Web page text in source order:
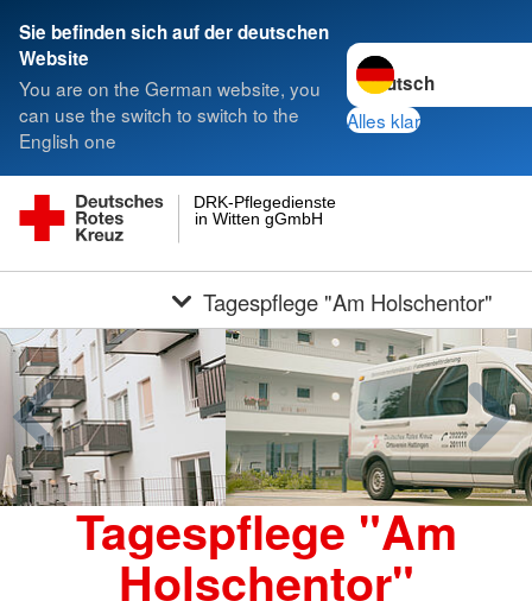
Sie befinden sich auf der deutschen
Website
You are on the German website, you
can use the switch to switch to the
English one
Sprache wechseln zu
Alles klar
in Witten gGmbH
DRK-Pflegedienste
Tagespflege "Am Holschentor"
Tagespflege "Am
Holschentor"